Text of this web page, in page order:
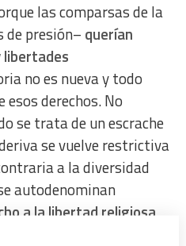
las comparsas de la
presión– querían
libertades
no es nueva y todo
esos derechos. No
se trata de un escrache
se vuelve restrictiva
a la diversidad
autodenominan
a la libertad religiosa